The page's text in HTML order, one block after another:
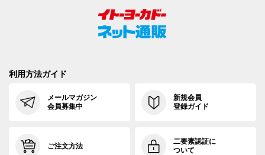
利用方法ガイド
メールマガジン
会員募集中
新規会員
登録ガイド
ご注文方法
二要素認証に
ついて